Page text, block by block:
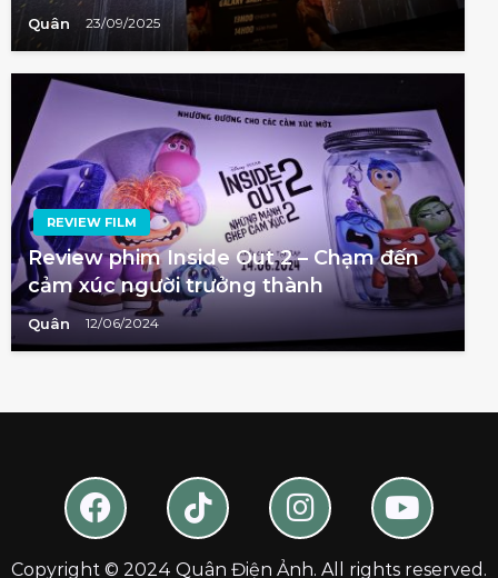
Quân 23/09/2025
REVIEW FILM
Review phim Inside Out 2 – Chạm đến
cảm xúc người trưởng thành
Quân 12/06/2024
Copyright © 2024 Quân Điện Ảnh. All rights reserved.